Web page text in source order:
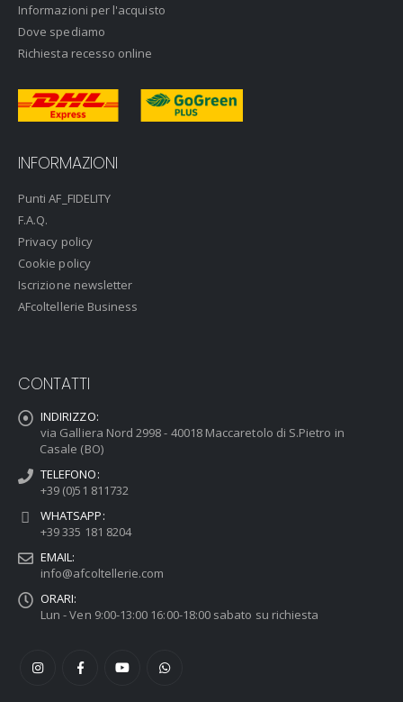
Informazioni per l'acquisto
Dove spediamo
Richiesta recesso online
INFORMAZIONI
Punti AF_FIDELITY
F.A.Q.
Privacy policy
Cookie policy
Iscrizione newsletter
AFcoltellerie Business
CONTATTI
INDIRIZZO:
via Galliera Nord 2998 - 40018 Maccaretolo di S.Pietro in
Casale (BO)
TELEFONO:
+39 (0)51 811732
WHATSAPP:
+39 335 181 8204
EMAIL:
info@afcoltellerie.com
ORARI:
Lun - Ven 9:00-13:00 16:00-18:00 sabato su richiesta